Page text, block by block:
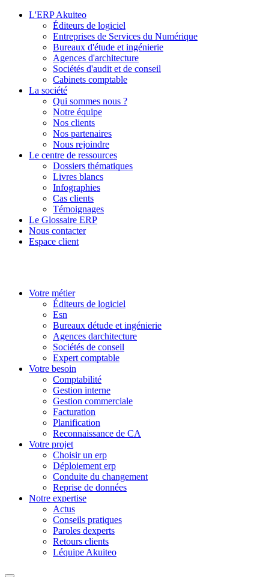
L'ERP Akuiteo
Éditeurs de logiciel
Entreprises de Services du Numérique
Bureaux d'étude et ingénierie
Agences d'architecture
Sociétés d'audit et de conseil
Cabinets comptable
La société
Qui sommes nous ?
Notre équipe
Nos clients
Nos partenaires
Nous rejoindre
Le centre de ressources
Dossiers thématiques
Livres blancs
Infographies
Cas clients
Témoignages
Le Glossaire ERP
Nous contacter
Espace client
Votre métier
Éditeurs de logiciel
Esn
Bureaux détude et ingénierie
Agences darchitecture
Sociétés de conseil
Expert comptable
Votre besoin
Comptabilité
Gestion interne
Gestion commerciale
Facturation
Planification
Reconnaissance de CA
Votre projet
Choisir un erp
Déploiement erp
Conduite du changement
Reprise de données
Notre expertise
Actus
Conseils pratiques
Paroles dexperts
Retours clients
Léquipe Akuiteo